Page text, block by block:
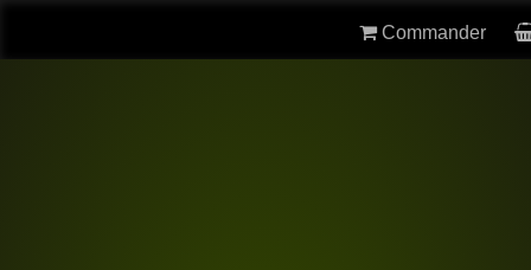
Commander